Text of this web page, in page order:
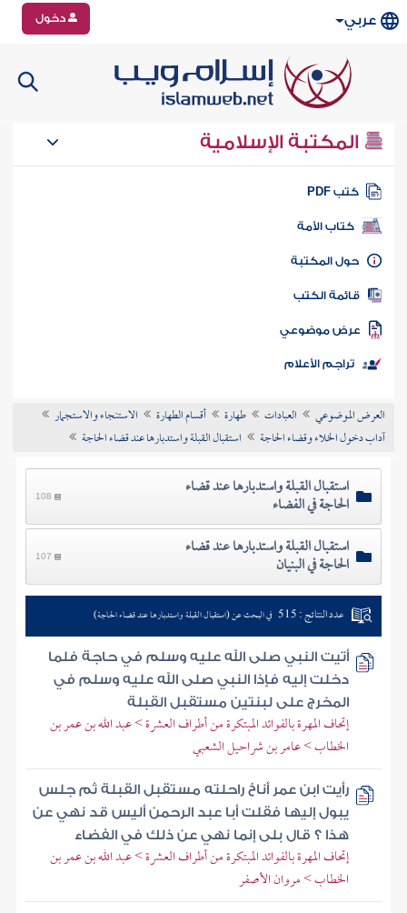
عربي دخول
المكتبة الإسلامية
كتب PDF
كتاب الأمة
المكتبة
الكتب
موضوعي
تراجم الأعلام
العرض الموضوعي العبادات طهارة أقسام الطهارة
الاستنجاء والاستجمار
آداب دخول الخلاء وقضاء الحاجة
استقبال القبلة واستدبارها عند قضاء الحاجة
استقبال القبلة واستدبارها عند قضاء
الحاجة في الفضاء 108
استقبال القبلة واستدبارها عند قضاء
الحاجة في البنيان 107
عدد النتائج : 515 في البحث عن (استقبال القبلة واستدبارها عند قضاء الحاجة)
أتيت النبي صلى الله عليه وسلم في حاجة فلما
دخلت إليه فإذا النبي صلى الله عليه وسلم في
المخرج على لبنتين مستقبل القبلة
إتحاف المهرة بالفوائد المبتكرة من أطراف العشرة > عبد الله بن عمر بن
الخطاب > عامر بن شراحيل الشعبي
رأيت ابن عمر أناخ راحلته مستقبل القبلة ثم جلس
يبول إليها فقلت أبا عبد الرحمن أليس قد نهي عن
هذا ؟ قال بلى إنما نهي عن ذلك في الفضاء
إتحاف المهرة بالفوائد المبتكرة من أطراف العشرة > عبد الله بن عمر بن
الخطاب > مروان الأصفر